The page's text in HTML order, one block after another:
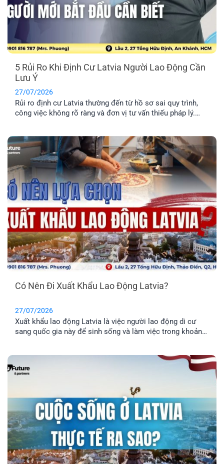
5 Rủi Ro Khi Định Cư Latvia Người Lao Động Cần
Lưu Ý
27/07/2026
Rủi ro định cư Latvia thường đến từ hồ sơ sai quy trình,
công việc không rõ ràng và đơn vị tư vấn thiếu pháp lý.
Có Nên Đi Xuất Khẩu Lao Động Latvia?
27/07/2026
Xuất khẩu lao động Latvia là việc người lao động di cư
sang quốc gia này để sinh sống và làm việc trong khoản
nhu cầu định cư. Vậy đâu mới là phương án định cư cho
cả gia đình tốt nhất? Cùng EFP tìm hiểu qua bài viết dưới